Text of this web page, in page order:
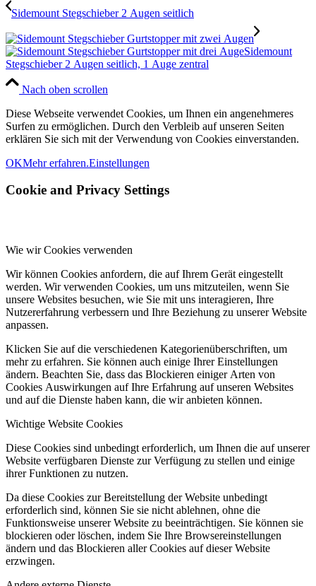
Sidemount Stegschieber 2 Augen seitlich
Sidemount
Stegschieber 2 Augen seitlich, 1 Auge zentral
Nach oben scrollen
Diese Webseite verwendet Cookies, um Ihnen ein angenehmeres
Surfen zu ermöglichen. Durch den Verbleib auf unseren Seiten
erklären Sie sich mit der Verwendung von Cookies einverstanden.
OKMehr erfahren.Einstellungen
Cookie and Privacy Settings
Wie wir Cookies verwenden
Wir können Cookies anfordern, die auf Ihrem Gerät eingestellt
werden. Wir verwenden Cookies, um uns mitzuteilen, wenn Sie
unsere Websites besuchen, wie Sie mit uns interagieren, Ihre
Nutzererfahrung verbessern und Ihre Beziehung zu unserer Website
anpassen.
Klicken Sie auf die verschiedenen Kategorienüberschriften, um
mehr zu erfahren. Sie können auch einige Ihrer Einstellungen
ändern. Beachten Sie, dass das Blockieren einiger Arten von
Cookies Auswirkungen auf Ihre Erfahrung auf unseren Websites
und auf die Dienste haben kann, die wir anbieten können.
Wichtige Website Cookies
Diese Cookies sind unbedingt erforderlich, um Ihnen die auf unserer
Website verfügbaren Dienste zur Verfügung zu stellen und einige
ihrer Funktionen zu nutzen.
Da diese Cookies zur Bereitstellung der Website unbedingt
erforderlich sind, können Sie sie nicht ablehnen, ohne die
Funktionsweise unserer Website zu beeinträchtigen. Sie können sie
blockieren oder löschen, indem Sie Ihre Browsereinstellungen
ändern und das Blockieren aller Cookies auf dieser Website
erzwingen.